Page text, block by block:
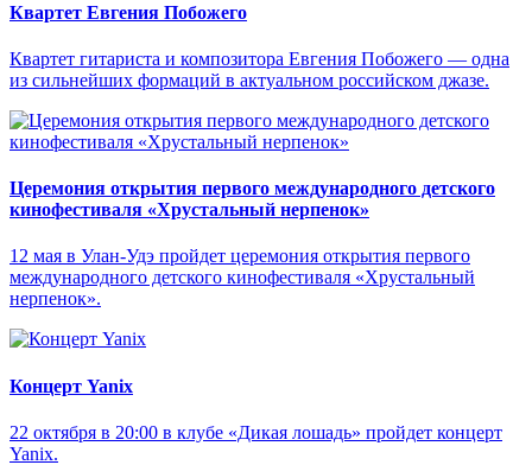
Квартет Евгения Побожего
Квартет гитариста и композитора Евгения Побожего — одна
из сильнейших формаций в актуальном российском джазе.
Церемония открытия первого международного детского
кинофестиваля «Хрустальный нерпенок»
12 мая в Улан-Удэ пройдет церемония открытия первого
международного детского кинофестиваля «Хрустальный
нерпенок».
Концерт Yanix
22 октября в 20:00 в клубе «Дикая лошадь» пройдет концерт
Yanix.